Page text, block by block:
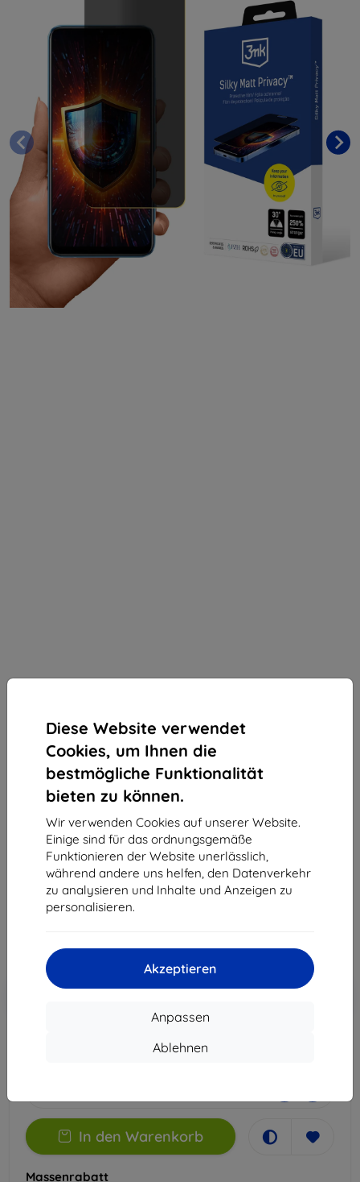
Diese Website verwendet
Cookies, um Ihnen die
bestmögliche Funktionalität
bieten zu können.
Wir verwenden Cookies auf unserer Website.
Einige sind für das ordnungsgemäße
Funktionieren der Website unerlässlich,
während andere uns helfen, den Datenverkehr
zu analysieren und Inhalte und Anzeigen zu
personalisieren.
Akzeptieren
Anpassen
Ablehnen
3mk Silky Matt Privacy Schutzfolie für Realme C11
Geeignet für: Realme C11
14,90 €
13,41 €
ohne MWSt11,27 €
Rabatt mit Gutschein
In den
In den Warenkorb
Massenrabatt